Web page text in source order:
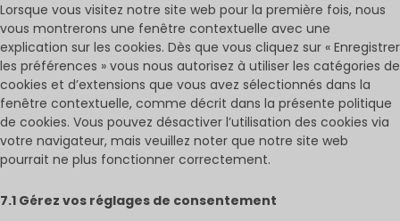
Lorsque vous visitez notre site web pour la première fois, nous
vous montrerons une fenêtre contextuelle avec une
explication sur les cookies. Dès que vous cliquez sur « Enregistrer
les préférences » vous nous autorisez à utiliser les catégories de
cookies et d’extensions que vous avez sélectionnés dans la
fenêtre contextuelle, comme décrit dans la présente politique
de cookies. Vous pouvez désactiver l’utilisation des cookies via
votre navigateur, mais veuillez noter que notre site web
pourrait ne plus fonctionner correctement.
7.1 Gérez vos réglages de consentement